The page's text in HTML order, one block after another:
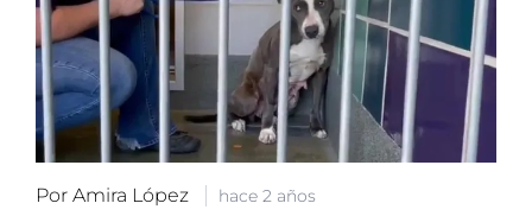
Por Amira López hace 2 años